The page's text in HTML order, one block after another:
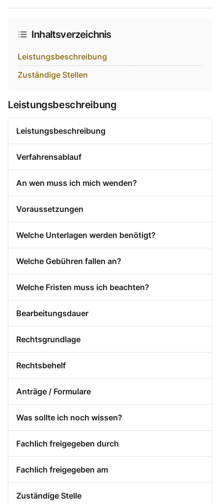
Auf Facebook teilen
Auf Twitter teilen
Per Link teilen
shareViaEmail
Inhaltsverzeichnis
Leistungsbeschreibung
Zuständige Stellen
Leistungsbeschreibung
Leistungsbeschreibung
Verfahrensablauf
An wen muss ich mich wenden?
Voraussetzungen
Welche Unterlagen werden benötigt?
Welche Gebühren fallen an?
Welche Fristen muss ich beachten?
Bearbeitungsdauer
Rechtsgrundlage
Rechtsbehelf
Anträge / Formulare
Was sollte ich noch wissen?
Fachlich freigegeben durch
Fachlich freigegeben am
Zuständige Stelle